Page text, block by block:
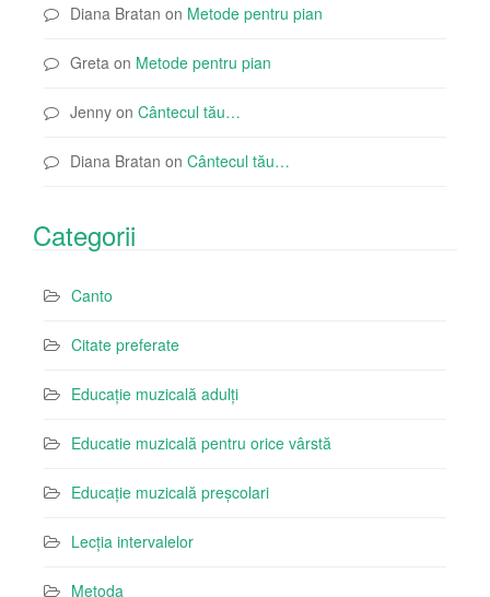
Diana Bratan on Metode pentru pian
Greta on Metode pentru pian
Jenny on Cântecul tău…
Diana Bratan on Cântecul tău…
Categorii
Canto
Citate preferate
Educație muzicală adulți
Educatie muzicală pentru orice vârstă
Educație muzicală preșcolari
Lecția intervalelor
Metoda